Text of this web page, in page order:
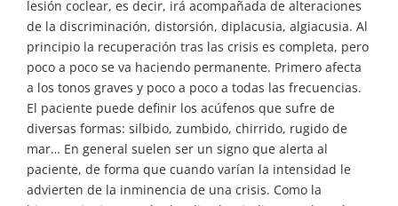
lesión coclear, es decir, irá acompañada de alteraciones
de la discriminación, distorsión, diplacusia, algiacusia. Al
principio la recuperación tras las crisis es completa, pero
poco a poco se va haciendo permanente. Primero afecta
a los tonos graves y poco a poco a todas las frecuencias.
El paciente puede definir los acúfenos que sufre de
diversas formas: silbido, zumbido, chirrido, rugido de
mar… En general suelen ser un signo que alerta al
paciente, de forma que cuando varían la intensidad le
advierten de la inminencia de una crisis. Como la